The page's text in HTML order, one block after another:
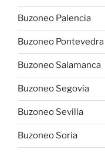
Buzoneo Palencia
Buzoneo Pontevedra
Buzoneo Salamanca
Buzoneo Segovia
Buzoneo Sevilla
Buzoneo Soria